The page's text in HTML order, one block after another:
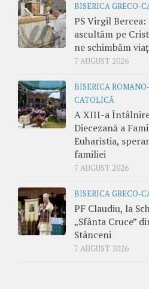
BISERICA GRECO-
PS Virgil Bercea:
ascultăm pe
ne schimbăm
7 AUGUST 2026
BISERICA ROMANO-
CATOLICĂ
A XIII-a
Diecezană a
Euharistia,
familiei
7 AUGUST 2026
BISERICA GRECO-
PF Claudiu, la
„Sfânta Cruce”
Stânceni
7 AUGUST 2026